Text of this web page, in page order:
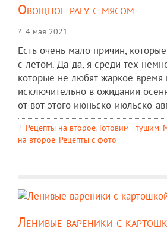
Овощное рагу с мясом
4 мая 2021
Есть очень мало причин,
с летом. Да-да, я среди тех
которые не любят жаркое время
исключительно в ожидании
от вот этого июньско-июльско-
Рецепты на второе, Готовим - тушим,
на второе, Рецепты c фото
Ленивые вареники с